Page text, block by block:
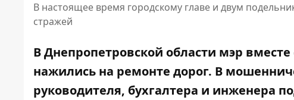
В настоящее время городскому главе и двум
стражей
В Днепропетровской области мэр
нажились на ремонте дорог. В
руководителя, бухгалтера и инженера